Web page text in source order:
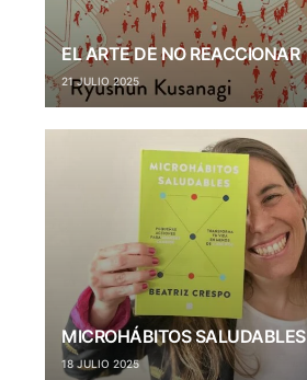
EL ARTE DE NO REACCIONAR
21 JULIO 2025
MICROHÁBITOS SALUDABLES
18 JULIO 2025